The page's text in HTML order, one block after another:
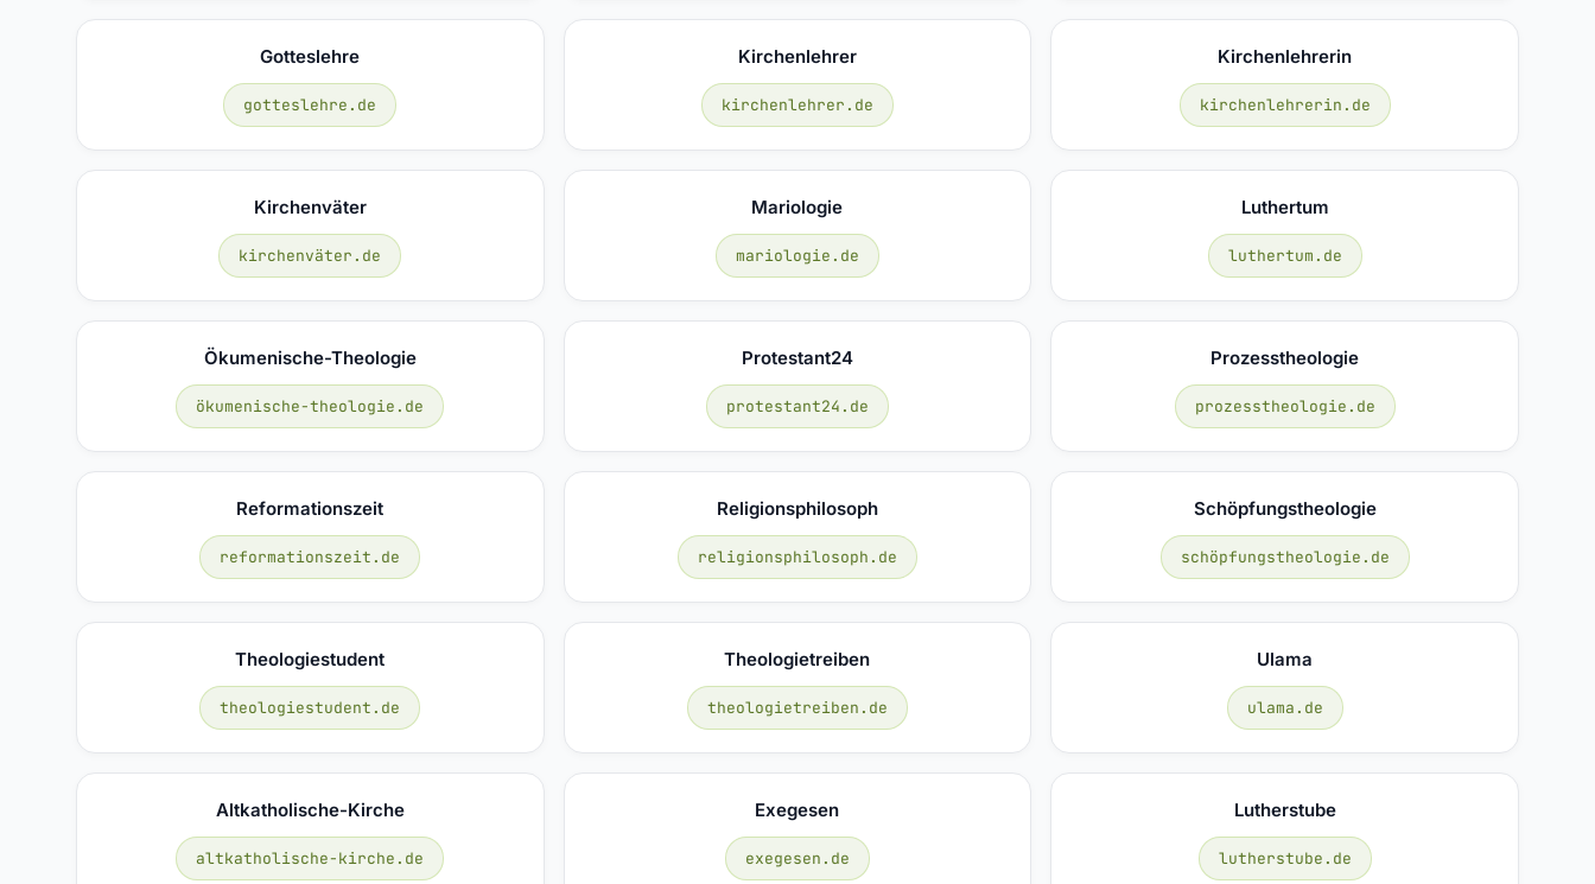
Gotteslehre
gotteslehre.de
Kirchenlehrer
kirchenlehrer.de
Kirchenlehrerin
kirchenlehrerin.de
Kirchenväter
kirchenväter.de
Mariologie
mariologie.de
Luthertum
luthertum.de
Ökumenische-Theologie
ökumenische-theologie.de
Protestant24
protestant24.de
Prozesstheologie
prozesstheologie.de
Reformationszeit
reformationszeit.de
Religionsphilosoph
religionsphilosoph.de
Schöpfungstheologie
schöpfungstheologie.de
Theologiestudent
theologiestudent.de
Theologietreiben
theologietreiben.de
Ulama
ulama.de
Altkatholische-Kirche
altkatholische-kirche.de
Exegesen
exegesen.de
Lutherstube
lutherstube.de